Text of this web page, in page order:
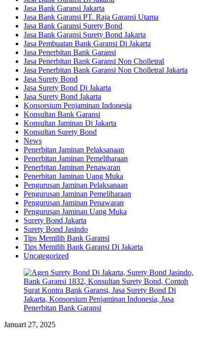
Jasa Bank Garansi Jakarta
Jasa Bank Garansi PT. Raja Garansi Utama
Jasa Bank Garansi Surety Bond
Jasa Bank Garansi Surety Bond Jakarta
Jasa Pembuatan Bank Garansi Di Jakarta
Jasa Penerbitan Bank Garansi
Jasa Penerbitan Bank Garansi Non Cholletral
Jasa Penerbitan Bank Garansi Non Cholletral Jakarta
Jasa Surety Bond
Jasa Surety Bond Di Jakarta
Jasa Surety Bond Jakarta
Konsorsium Penjaminan Indonesia
Konsultan Bank Garansi
Konsultan Jaminan Di Jakarta
Konsultan Surety Bond
News
Penerbitan Jaminan Pelaksanaan
Penerbitan Jaminan Pemeliharaan
Penerbitan Jaminan Penawaran
Penerbitan Jaminan Uang Muka
Pengurusan Jaminan Pelaksanaan
Pengurusan Jaminan Pemeliharaan
Pengurusan Jaminan Penawaran
Pengurusan Jaminan Uang Muka
Surety Bond Jakarta
Surety Bond Jasindo
Tips Memilih Bank Garansi
Tips Memilih Bank Garansi Di Jakarta
Uncategorized
Januari 27, 2025